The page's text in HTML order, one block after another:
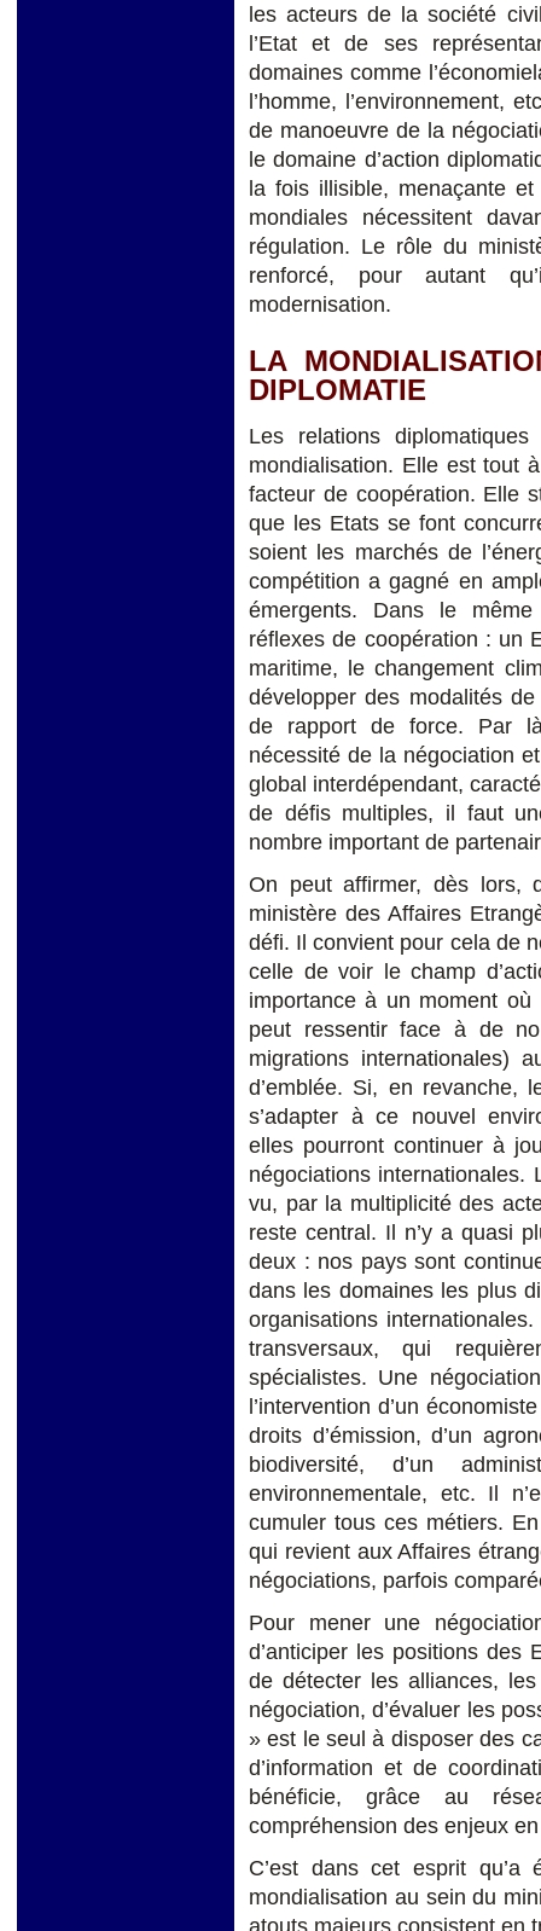
les acteurs de la société
l’Etat et de ses
domaines comme
l’homme, l’environnement,
de manoeuvre de la
le domaine d’action
la fois illisible, menaçante
mondiales nécessitent
régulation. Le rôle du
renforcé, pour autant
modernisation.
LA
DIPLOMATIE
Les relations
mondialisation. Elle est tout
facteur de coopération. Elle
que les Etats se font
soient les marchés de
compétition a gagné en
émergents. Dans le
réflexes de coopération : un
maritime, le changement
développer des modalités
de rapport de force. Par
nécessité de la négociation
global interdépendant,
de défis multiples, il faut
nombre important de
On peut affirmer, dès lors,
ministère des Affaires
défi. Il convient pour cela de
celle de voir le champ
importance à un moment
peut ressentir face à de
migrations internationales)
d’emblée. Si, en revanche,
s’adapter à ce nouvel
elles pourront continuer à
négociations internationales.
vu, par la multiplicité des
reste central. Il n’y a quasi
deux : nos pays sont
dans les domaines les plus
organisations
transversaux, qui
spécialistes. Une
l’intervention d’un
droits d’émission, d’un
biodiversité, d’un
environnementale, etc. Il
cumuler tous ces métiers.
qui revient aux Affaires
négociations, parfois
Pour mener une
d’anticiper les positions des
de détecter les alliances,
négociation, d’évaluer les
» est le seul à disposer des
d’information et de
bénéficie, grâce au
compréhension des enjeux
C’est dans cet esprit
mondialisation au sein du
atouts majeurs consistent en